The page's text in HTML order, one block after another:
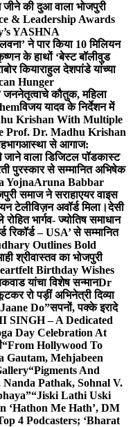
की दुआ वाला भोजपुरी
& Leadership Awards
YASHNA
ने पार किया 10 मिलियन
के हाथों ‘बेस्ट बॉलीवुड
कियाराहुल देशपांडे यांच्या
Hunger
जननेतृत्वाचे कौतुक, महिला
विजय यादव के निर्देशन में
Krishan With Multiple
Prof. Dr. Madhu Krishan
आस्था से आगाज:
वाला डिजिटल पॉडकास्ट
पुरस्कार से सम्मानित अभिषेक
YojnaAruna Babbar
समाज ने सराहाएयर वाइस
टेलीविज़न अवॉर्ड मिला।देसी
भार्गव- ज्योतिष समाधान
– USA’ से सम्मानित
Outlines Bold
श्रीवास्तव का भोजपुरी
Birthday Wishes
यांचा विशेष सन्मानDr
रो पड़ीं अभिनेत्री दिव्या
Do”सपनों, पक्के इरादे
SINGH – A Dedicated
Day Celebration At
“From Hollywood To
Gautam, Mehjabeen
“Pigments And
Pathak, Sohnal V.
“Jiski Lathi Uski
‘Hathon Me Hath’, DM
4 Podcasters; ‘Bharat